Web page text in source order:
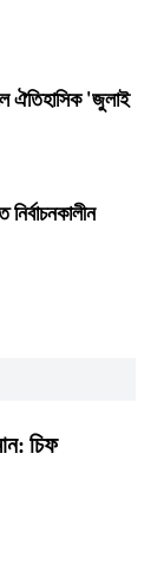
ঐতিহাসিক 'জুলাই
চিফ